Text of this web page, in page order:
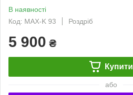
В наявності
Код: MAX-K 93
Роздріб
5 900 ₴
Купити
або